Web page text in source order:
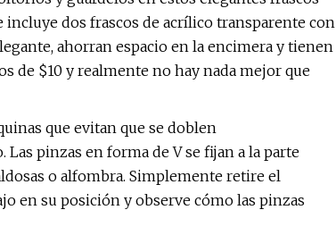
dos frascos de acrílico transparente con
ahorran espacio en la encimera y tienen
de $10 y realmente no hay nada mejor que
que evitan que se doblen
pinzas en forma de V se fijan a la parte
o alfombra. Simplemente retire el
en su posición y observe cómo las pinzas